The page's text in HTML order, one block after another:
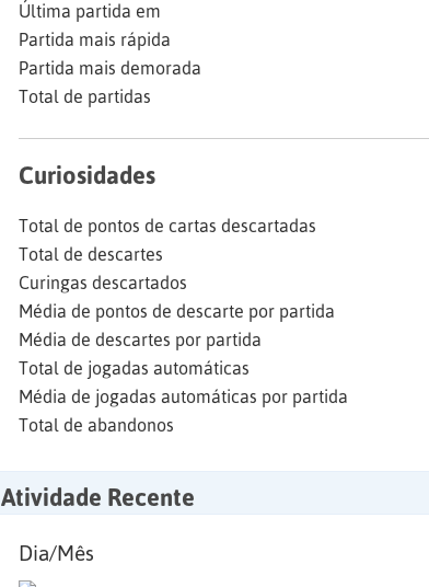
Última partida em
Partida mais rápida
Partida mais demorada
Total de partidas
Curiosidades
Total de pontos de cartas descartadas
Total de descartes
Curingas descartados
Média de pontos de descarte por partida
Média de descartes por partida
Total de jogadas automáticas
Média de jogadas automáticas por partida
Total de abandonos
Atividade Recente
Dia/Mês